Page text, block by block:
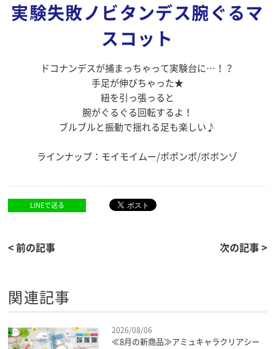
実験失敗ノビタンデス腕ぐるマ
スコット
ドコナンデスが捕まっちゃって実験台に…！？
手足が伸びちゃった★
紐を引っ張っると
腕がぐるぐる回転するよ！
ブルブルと振動で揺れる足も楽しい♪
ラインナップ：モイモイムー/ポポンポ/ボボンゾ
LINEで送る
< 前の記事 次の記事 >
関連記事
2026/08/06
≪8月の新商品≫アミュキャラクリアシー